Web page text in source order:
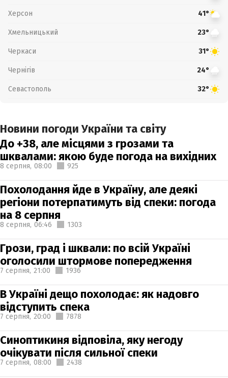
Херсон 41°
Хмельницький 23°
Черкаси 31°
Чернігів 24°
Севастополь 32°
Новини погоди України та світу
До +38, але місцями з грозами та
шквалами: якою буде погода на вихідних
8 серпня, 08:00 925
Похолодання йде в Україну, але деякі
регіони потерпатимуть від спеки: погода
на 8 серпня
8 серпня, 06:46 1303
Грози, град і шквали: по всій Україні
оголосили штормове попередження
7 серпня, 21:00 1936
В Україні дещо похолодає: як надовго
відступить спека
7 серпня, 20:00 7878
Синоптикиня відповіла, яку негоду
очікувати після сильної спеки
7 серпня, 08:00 2438